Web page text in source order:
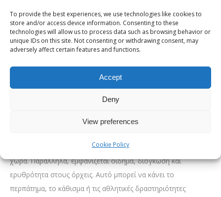
To provide the best experiences, we use technologies like cookies to
store and/or access device information. Consenting to these
technologies will allow us to process data such as browsing behavior or
unique IDs on this site. Not consenting or withdrawing consent, may
adversely affect certain features and functions.
Accept
Deny
View preferences
Cookie Policy
παθήσεις, όπου το ανοσοποιητικό σύστημα του σώματος
επιτίθεται κατά λάθος στον υγιή ιστό των όρχεων.
Συμπτώματα της ορχίτιδας
Τα συμπτώματα της ορχίτιδας μπορεί να διαφέρουν ανάλογα
με το αν η πάθηση προκαλείται από κάποιο βακτήριο ή ιό. Σε
πάθησης είναι ο έντονος πόνος και η ευαισθησία στους
όρχεις. Ο πόνος μπορεί να εμφανιστεί ξαφνικά ή να
μπορεί να ακτινοβολεί στη βουβωνική ή την κάτω κοιλιακή
χώρα. Παράλληλα, εμφανίζεται οίδημα, διόγκωση και
ερυθρότητα στους όρχεις. Αυτό μπορεί να κάνει το
περπάτημα, το κάθισμα ή τις αθλητικές δραστηριότητες